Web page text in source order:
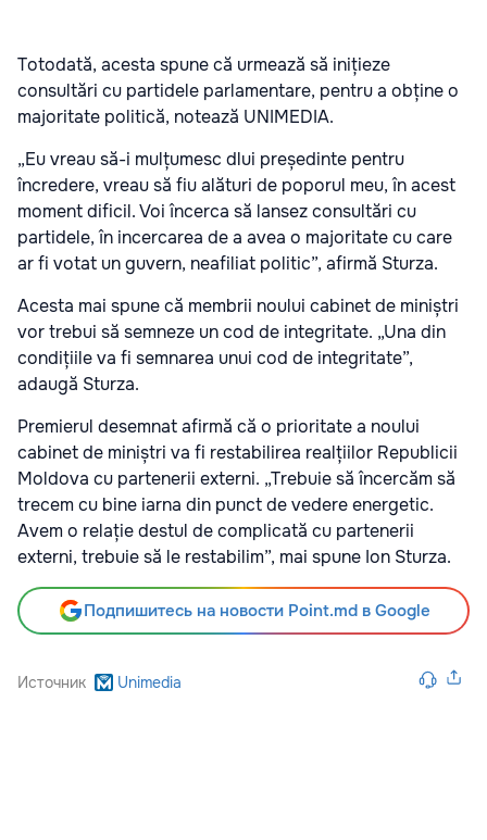
Totodată, acesta spune că urmează să inițieze
consultări cu partidele parlamentare, pentru a obține o
majoritate politică, notează UNIMEDIA.
„Eu vreau să-i mulțumesc dlui președinte pentru
încredere, vreau să fiu alături de poporul meu, în acest
moment dificil. Voi încerca să lansez consultări cu
partidele, în incercarea de a avea o majoritate cu care
ar fi votat un guvern, neafiliat politic”, afirmă Sturza.
Acesta mai spune că membrii noului cabinet de miniștri
vor trebui să semneze un cod de integritate. „Una din
condițiile va fi semnarea unui cod de integritate”,
adaugă Sturza.
Premierul desemnat afirmă că o prioritate a noului
cabinet de miniștri va fi restabilirea realțiilor Republicii
Moldova cu partenerii externi. „Trebuie să încercăm să
trecem cu bine iarna din punct de vedere energetic.
Avem o relație destul de complicată cu partenerii
externi, trebuie să le restabilim”, mai spune Ion Sturza.
Подпишитесь на новости Point.md в Google
Источник Unimedia